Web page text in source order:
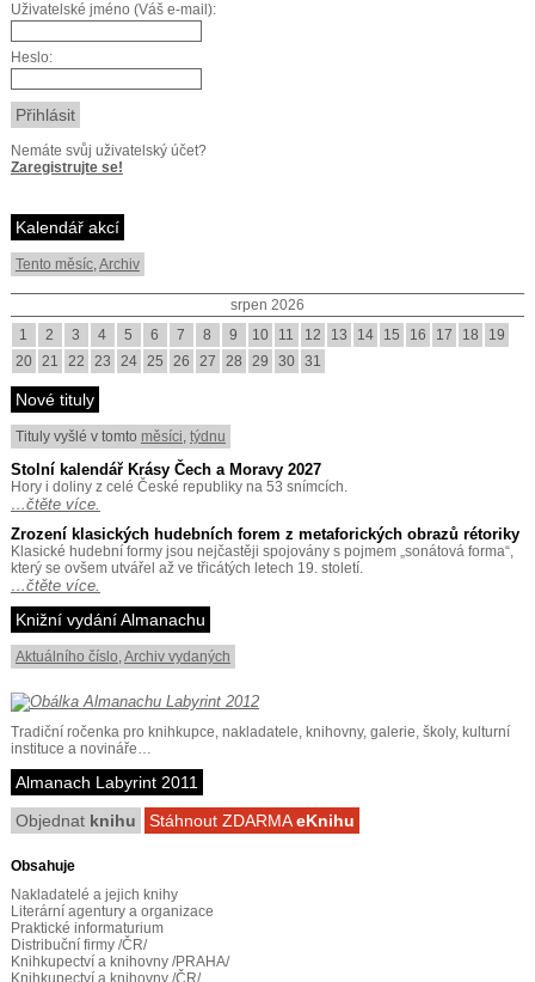
Uživatelské jméno (Váš e-mail):
Heslo:
Nemáte svůj uživatelský účet?
Zaregistrujte se!
Kalendář akcí
Tento měsíc,Archiv
srpen 2026
1
2 3 4 5 6 7 8 9 10 11 12 13 14 15 16 17 18
19
20 21 22 23 24 25 26 27 28 29 30 31
Nové tituly
Tituly vyšlé v tomto měsíci, týdnu
Stolní kalendář Krásy Čech a Moravy 2027
Hory i doliny z celé České republiky na 53 snímcích.
…čtěte více.
Zrození klasických hudebních forem z metaforických obrazů rétoriky
Klasické hudební formy jsou nejčastěji spojovány s pojmem „sonátová forma“,
který se ovšem utvářel až ve třicátých letech 19. století.
…čtěte více.
Knižní vydání Almanachu
Aktuálního číslo,Archiv vydaných
Tradiční ročenka pro knihkupce, nakladatele, knihovny, galerie, školy, kulturní
instituce a novináře…
Almanach Labyrint 2011
Objednat knihu Stáhnout ZDARMAeKnihu
Obsahuje
Nakladatelé a jejich knihy
Literární agentury a organizace
Praktické informaturium
Distribuční firmy /ČR/
Knihkupectví a knihovny /PRAHA/
Knihkupectví a knihovny /ČR/